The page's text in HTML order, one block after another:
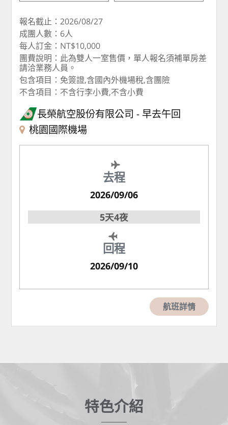
報名截止：2026/08/27
成團人數：6人
每人訂金：NT$10,000
團費說明：此為雙人一室售價，單人報名須補單房差
請洽業務人員。
包含項目：免簽證,含國內外機場稅,含團險
不含項目：不含行李小費,不含小費
長榮航空股份有限公司
早去午回
桃園國際機場
去程
2026/09/06
5天4夜
回程
2026/09/10
航班詳情
特色介紹